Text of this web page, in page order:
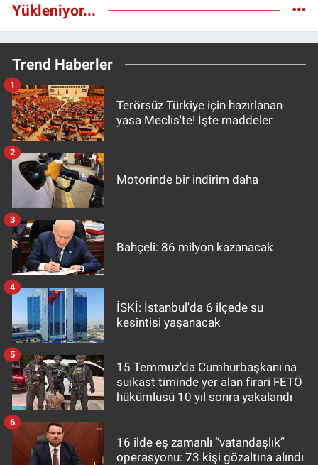
Yükleniyor...
Trend Haberler
Terörsüz Türkiye için hazırlanan
yasa Meclis'te! İşte maddeler
1
Motorinde bir indirim daha
2
Bahçeli: 86 milyon kazanacak
3
İSKİ: İstanbul'da 6 ilçede su
kesintisi yaşanacak
4
15 Temmuz'da Cumhurbaşkanı'na
suikast timinde yer alan firari FETÖ
hükümlüsü 10 yıl sonra yakalandı
5
16 ilde eş zamanlı “vatandaşlık”
operasyonu: 73 kişi gözaltına alındı
6